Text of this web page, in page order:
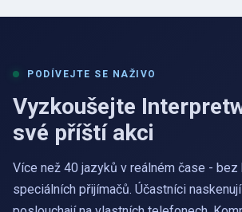
PODÍVEJTE SE NAŽIVO
Vyzkoušejte
své příští akci
Více než 40 jazyků v reálném čase - bez
speciálních přijímačů. Účastníci